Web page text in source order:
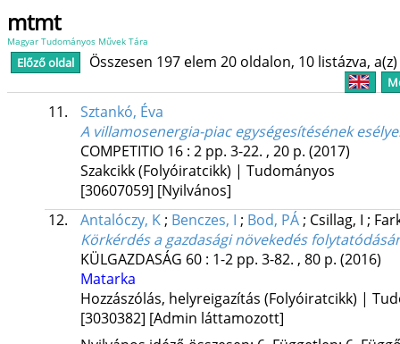
mtmt
Magyar Tudományos Művek Tára
Előző oldal Összesen 197 elem 20 oldalon, 10 listázva,
11.
Sztankó, Éva
A villamosenergia-piac egységesítésének
COMPETITIO 16: 2 pp. 3-22. , 20 p. (2017)
Szakcikk (Folyóiratcikk) | Tudományos
[30607059] [Nyilvános]
12.
Antalóczy, K; Benczes, I ; Bod, PÁ; Csillag, I ;
Körkérdés a gazdasági növekedés
KÜLGAZDASÁG 60: 1-2 pp. 3-82. , 80 p. (2016)
Matarka
Hozzászólás, helyreigazítás (Folyóiratcikk) |
[3030382] [Admin láttamozott]